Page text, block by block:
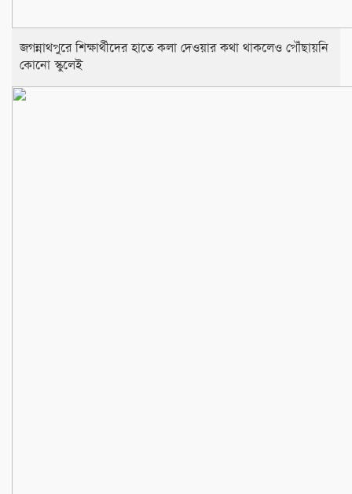
জগন্নাথপুরে শিক্ষার্থীদের হাতে কলা দেওয়ার কথা থাকলেও পৌঁছায়নি
কোনো স্কুলেই